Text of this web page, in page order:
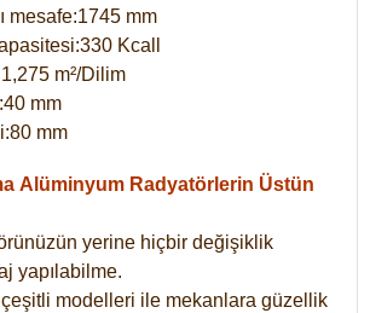
mesafe:1745 mm
Kcall
m²/Dilim
mm
mm
Alüminyum Radyatörlerin Üstün
yerine hiçbir değişiklik
yapılabilme.
modelleri ile mekanlara güzellik